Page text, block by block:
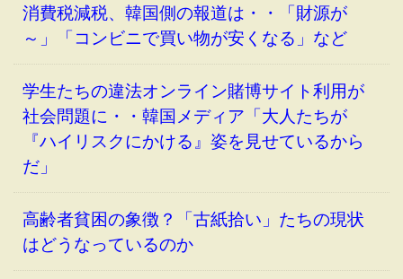
消費税減税、韓国側の報道は・・「財源が
～」「コンビニで買い物が安くなる」など
学生たちの違法オンライン賭博サイト利用が
社会問題に・・韓国メディア「大人たちが
『ハイリスクにかける』姿を見せているから
だ」
高齢者貧困の象徴？「古紙拾い」たちの現状
はどうなっているのか